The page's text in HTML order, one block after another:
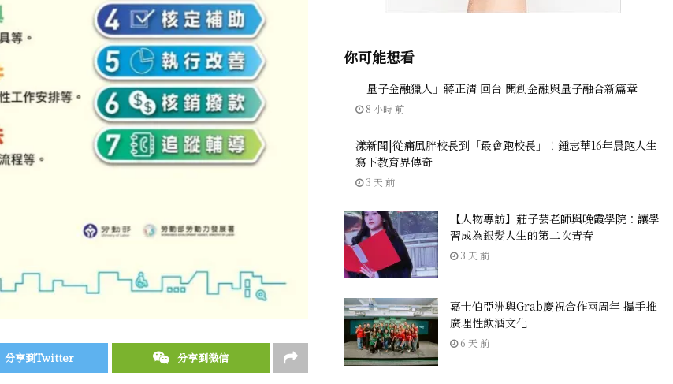
分享到Twitter 分享到微信
你可能想看
「量子金融獵人」蔣正清 回台 開創金融與量子融合新篇章
8 小時 前
漾新聞|從痛風胖校長到「最會跑校長」！鍾志華16年晨跑人生
寫下教育界傳奇
3 天 前
【人物專訪】莊子芸老師與晚霞學院：讓學
習成為銀髮人生的第二次青春
3 天 前
嘉士伯亞洲與Grab慶祝合作兩周年 攜手推
廣理性飲酒文化
6 天 前